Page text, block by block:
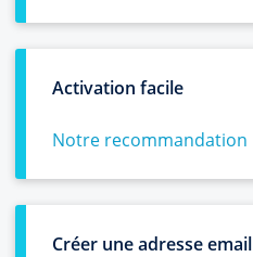
Activation facile
Notre recommandation
Créer une adresse email